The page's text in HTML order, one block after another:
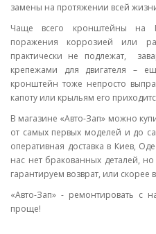
замены на протяжении всей
Чаще всего кронштейны на
поражения коррозией или
практически не подлежат,
крепежами для двигателя –
кронштейн тоже непросто
капоту или крыльям его
В магазине «Авто-Зап» можно
от самых первых моделей и до
оперативная доставка в Киев,
нас нет бракованных деталей,
гарантируем возврат, или скорее
«Авто-Зап» - ремонтировать с
проще!